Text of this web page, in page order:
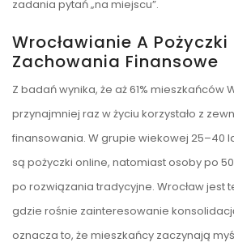
zadania pytań „na miejscu”.
Wrocławianie A
Zachowania Finansowe
Z badań wynika, że aż 61% mieszkańców
przynajmniej raz w życiu korzystało z
finansowania. W grupie wiekowej 25–40
są pożyczki online, natomiast osoby po
po rozwiązania tradycyjne. Wrocław jest
gdzie rośnie zainteresowanie
oznacza to, że mieszkańcy zaczynają